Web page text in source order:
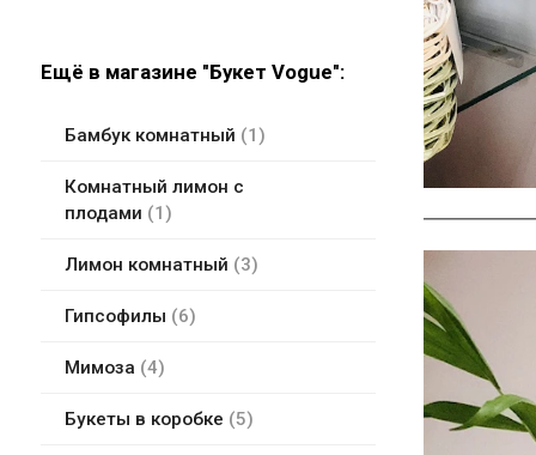
Ещё в магазине "Букет Vogue":
Бамбук комнатный 1
Комнатный лимон с
плодами
1
Лимон комнатный 3
Гипсофилы 6
Мимоза 4
Букеты в коробке 5